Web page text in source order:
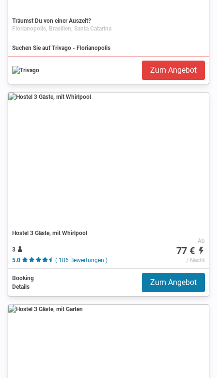
Träumst Du von einer Auszeit?
Florianopolis, Brasilien, Santa Catarina
Suchen Sie auf Trivago - Florianopolis
Zum Angebot
Hostel 3 Gäste, mit Whirlpool
3
5.0
( 186 Bewertungen )
Ab
77 €
/ Nacht
Booking
Details
Zum Angebot